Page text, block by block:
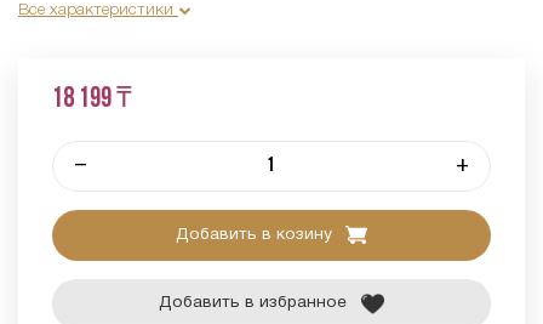
Все характеристики
18 199 ₸
– +
Добавить в козину
Добавить в избранное